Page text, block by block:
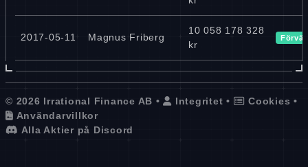
2017-05-11 Magnus Friberg
10 058 178 328
kr
© 2026 Irrational Finance AB • Integritet • Cookies •
Användarvillkor
Alla Aktier på Discord